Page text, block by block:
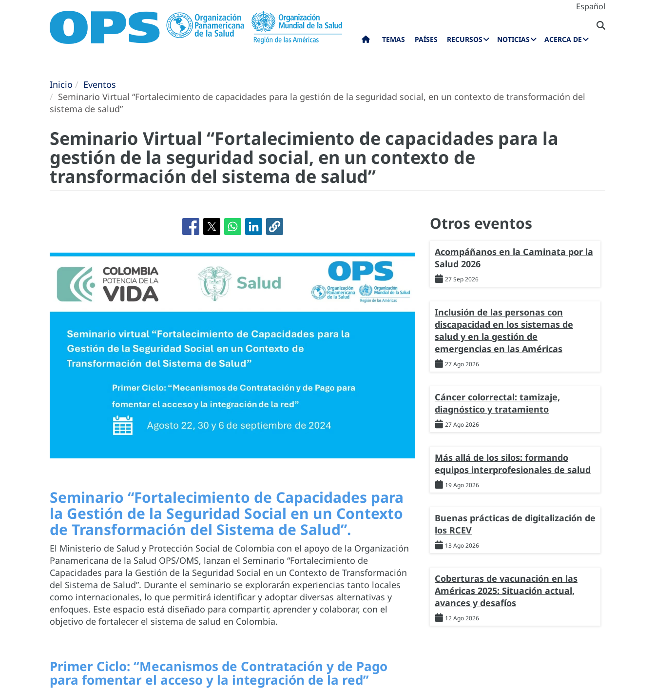
Español
TEMAS PAÍSES RECURSOS NOTICIAS ACERCA DE
Inicio
Eventos
Seminario Virtual “Fortalecimiento de capacidades para la gestión de la seguridad social, en un contexto de transformación del
sistema de salud”
Seminario Virtual “Fortalecimiento de capacidades para la
gestión de la seguridad social, en un contexto de
transformación del sistema de salud”
Seminario “Fortalecimiento de Capacidades para
la Gestión de la Seguridad Social en un Contexto
de Transformación del Sistema de Salud”.
El Ministerio de Salud y Protección Social de Colombia con el apoyo de la Organización
Panamericana de la Salud OPS/OMS, lanzan el Seminario “Fortalecimiento de
Capacidades para la Gestión de la Seguridad Social en un Contexto de Transformación
del Sistema de Salud”. Durante el seminario se explorarán experiencias tanto locales
como internacionales, lo que permitirá identificar y adoptar diversas alternativas y
enfoques. Este espacio está diseñado para compartir, aprender y colaborar, con el
objetivo de fortalecer el sistema de salud en Colombia.
Primer Ciclo: “Mecanismos de Contratación y de Pago
para fomentar el acceso y la integración de la red”
Otros eventos
Acompáñanos en la Caminata por la
Salud 2026
27 Sep 2026
Inclusión de las personas con
discapacidad en los sistemas de
salud y en la gestión de
emergencias en las Américas
27 Ago 2026
Cáncer colorrectal: tamizaje,
diagnóstico y tratamiento
27 Ago 2026
Más allá de los silos: formando
equipos interprofesionales de salud
19 Ago 2026
Buenas prácticas de digitalización de
los RCEV
13 Ago 2026
Coberturas de vacunación en las
Américas 2025: Situación actual,
avances y desafíos
12 Ago 2026